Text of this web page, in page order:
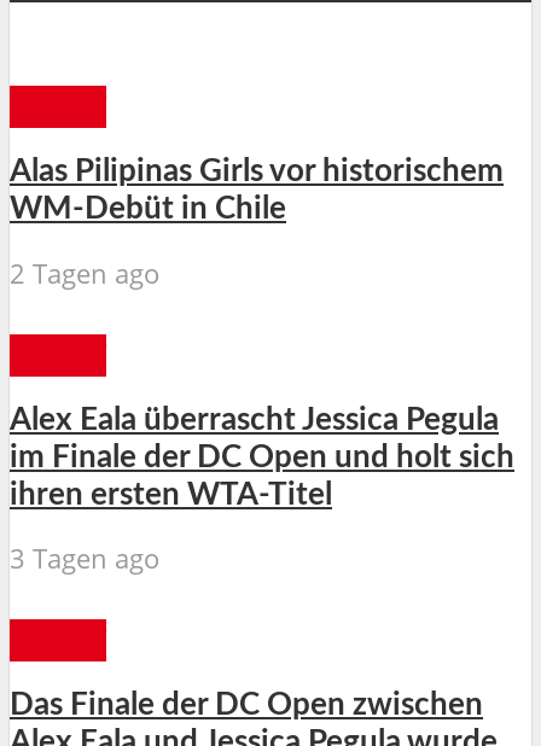
Alas Pilipinas Girls vor historischem
WM-Debüt in Chile
2 Tagen ago
Alex Eala überrascht Jessica Pegula
im Finale der DC Open und holt sich
ihren ersten WTA-Titel
3 Tagen ago
Das Finale der DC Open zwischen